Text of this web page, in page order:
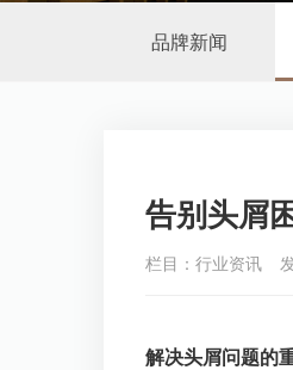
品牌新闻
告别头屑
栏目：行业资讯
解决头屑问题的